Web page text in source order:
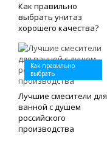
Как правильно
выбрать унитаз
хорошего качества?
Как правильно
выбрать
Лучшие смесители для
ванной с душем
российского
производства